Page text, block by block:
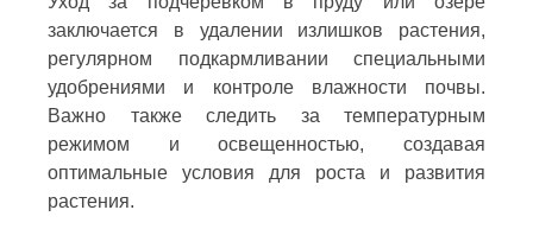
заключается в удалении излишков растения,
регулярном подкармливании специальными
удобрениями и контроле влажности почвы.
Важно также следить за температурным
режимом и освещенностью, создавая
оптимальные условия для роста и развития
растения.